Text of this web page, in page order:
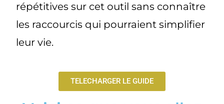
répétitives sur cet outil sans connaître
les raccourcis qui pourraient simplifier
leur vie.
TELECHARGER LE GUIDE